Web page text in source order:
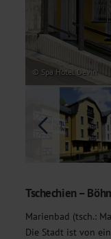
© Spa Hotel Devin
Tschechien –
Marienbad (tsch.:
Die Stadt ist von